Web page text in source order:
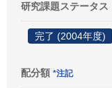
研究課題ステータス
完了 (2004年度)
配分額 *注記